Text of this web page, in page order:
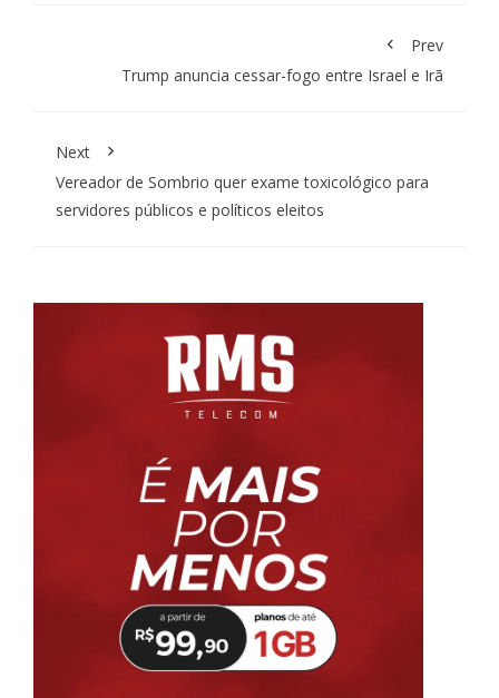
Prev
Trump anuncia cessar-fogo entre Israel e Irã
Next
Vereador de Sombrio quer exame toxicológico para
servidores públicos e políticos eleitos